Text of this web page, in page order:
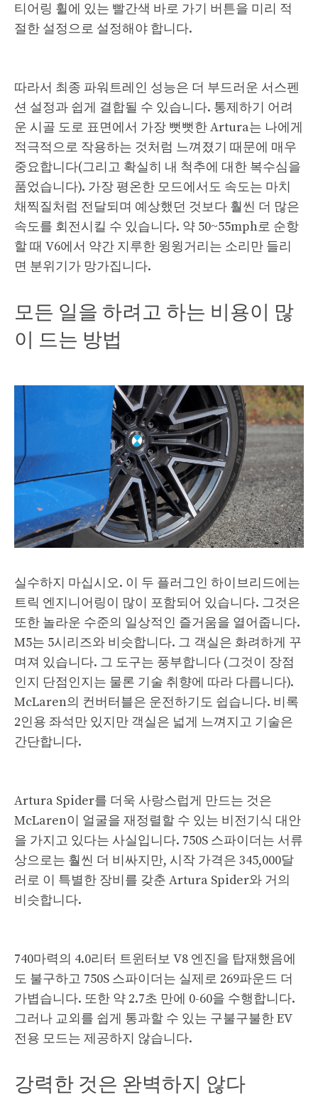
티어링 휠에 있는 빨간색 바로 가기 버튼을 미리 적
절한 설정으로 설정해야 합니다.
따라서 최종 파워트레인 성능은 더 부드러운 서스펜
션 설정과 쉽게 결합될 수 있습니다. 통제하기 어려
운 시골 도로 표면에서 가장 뻣뻣한 Artura는 나에게
적극적으로 작용하는 것처럼 느껴졌기 때문에 매우
중요합니다(그리고 확실히 내 척추에 대한 복수심을
품었습니다). 가장 평온한 모드에서도 속도는 마치
채찍질처럼 전달되며 예상했던 것보다 훨씬 더 많은
속도를 회전시킬 수 있습니다. 약 50~55mph로 순항
할 때 V6에서 약간 지루한 윙윙거리는 소리만 들리
면 분위기가 망가집니다.
모든 일을 하려고 하는 비용이 많
이 드는 방법
실수하지 마십시오. 이 두 플러그인 하이브리드에는
트릭 엔지니어링이 많이 포함되어 있습니다. 그것은
또한 놀라운 수준의 일상적인 즐거움을 열어줍니다.
M5는 5시리즈와 비슷합니다. 그 객실은 화려하게 꾸
며져 있습니다. 그 도구는 풍부합니다 (그것이 장점
인지 단점인지는 물론 기술 취향에 따라 다릅니다).
McLaren의 컨버터블은 운전하기도 쉽습니다. 비록
2인용 좌석만 있지만 객실은 넓게 느껴지고 기술은
간단합니다.
Artura Spider를 더욱 사랑스럽게 만드는 것은
McLaren이 얼굴을 재정렬할 수 있는 비전기식 대안
을 가지고 있다는 사실입니다. 750S 스파이더는 서류
상으로는 훨씬 더 비싸지만, 시작 가격은 345,000달
러로 이 특별한 장비를 갖춘 Artura Spider와 거의
비슷합니다.
740마력의 4.0리터 트윈터보 V8 엔진을 탑재했음에
도 불구하고 750S 스파이더는 실제로 269파운드 더
가볍습니다. 또한 약 2.7초 만에 0-60을 수행합니다.
그러나 교외를 쉽게 통과할 수 있는 구불구불한 EV
전용 모드는 제공하지 않습니다.
강력한 것은 완벽하지 않다